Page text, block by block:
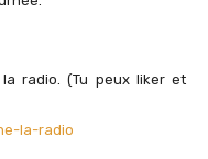
radio. (Tu peux liker et
la-radio